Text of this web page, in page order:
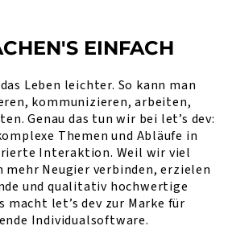
EINFACH
Leben leichter. So kann man
kommunizieren, arbeiten,
Genau das tun wir bei let’s dev:
Themen und Abläufe in
Interaktion. Weil wir viel
Neugier verbinden, erzielen
und qualitativ hochwertige
macht let’s dev zur Marke für
Individualsoftware.